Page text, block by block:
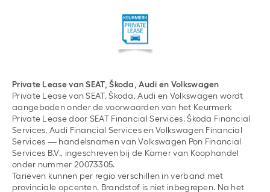
Private Lease van SEAT, Škoda, Audi en Volkswagen
Private Lease van SEAT, Škoda, Audi en Volkswagen wordt
aangeboden onder de voorwaarden van het Keurmerk
Private Lease door SEAT Financial Services, Škoda Financial
Services, Audi Financial Services en Volkswagen Financial
Services — handelsnamen van Volkswagen Pon Financial
Services B.V., ingeschreven bij de Kamer van Koophandel
onder nummer 20073305.
Tarieven kunnen per regio verschillen in verband met
provinciale opcenten. Brandstof is niet inbegrepen. Na het